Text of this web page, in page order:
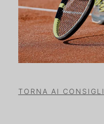
TORNA AI CONSIGLI